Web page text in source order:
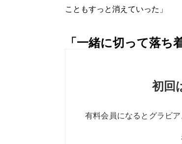
こともすっと消えていった」
「一緒に切って落ち